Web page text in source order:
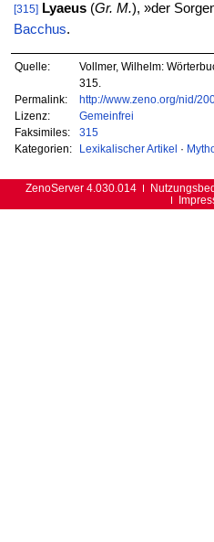
[315] Lyaeus(Gr. M.), »der
Bacchus.
Quelle:
Vollmer, Wilhelm:
315.
Permalink:
http://www.zeno.org/nid/
Lizenz:
Gemeinfrei
Faksimiles:
315
Kategorien:
Lexikalischer Artikel ·
ZenoServer 4.030.014